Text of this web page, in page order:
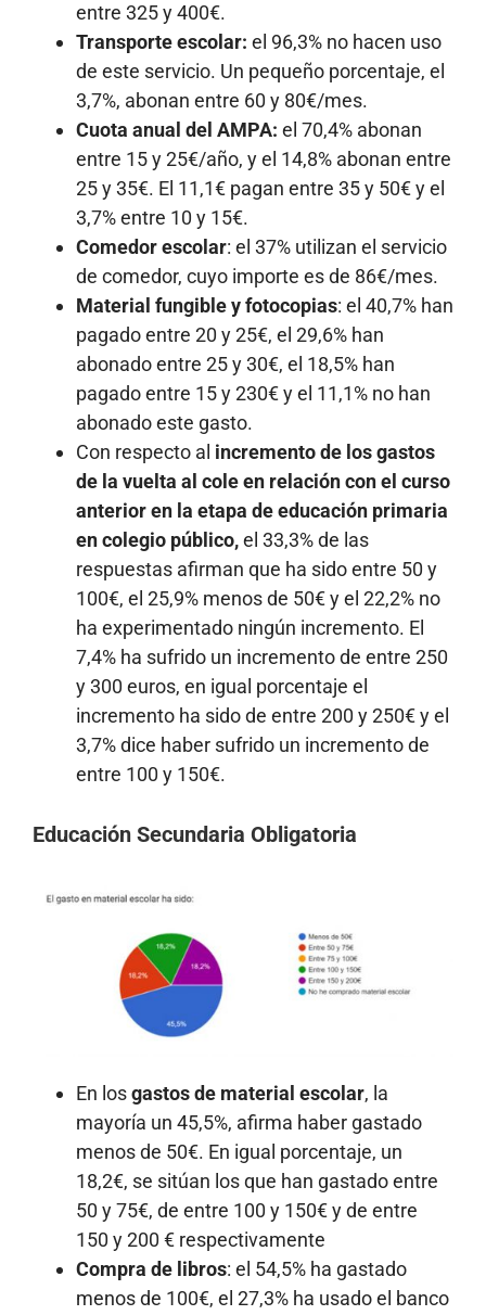
entre 325 y 400€.
Transporte escolar: el 96,3% no hacen uso
de este servicio. Un pequeño porcentaje, el
3,7%, abonan entre 60 y 80€/mes.
Cuota anual del AMPA: el 70,4% abonan
entre 15 y 25€/año, y el 14,8% abonan entre
25 y 35€. El 11,1€ pagan entre 35 y 50€ y el
3,7% entre 10 y 15€.
Comedor escolar: el 37% utilizan el servicio
de comedor, cuyo importe es de 86€/mes.
Material fungible y fotocopias: el 40,7% han
pagado entre 20 y 25€, el 29,6% han
abonado entre 25 y 30€, el 18,5% han
pagado entre 15 y 230€ y el 11,1% no han
abonado este gasto.
Con respecto al incremento de los gastos
de la vuelta al cole en relación con el curso
anterior en la etapa de educación primaria
en colegio público,el 33,3% de las
respuestas afirman que ha sido entre 50 y
100€, el 25,9% menos de 50€ y el 22,2% no
ha experimentado ningún incremento. El
7,4% ha sufrido un incremento de entre 250
y 300 euros, en igual porcentaje el
incremento ha sido de entre 200 y 250€ y el
3,7% dice haber sufrido un incremento de
entre 100 y 150€.
Educación Secundaria Obligatoria
En losgastos de material escolar, la
mayoría un 45,5%, afirma haber gastado
menos de 50€. En igual porcentaje, un
18,2€, se sitúan los que han gastado entre
50 y 75€, de entre 100 y 150€ y de entre
150 y 200 € respectivamente
Compra de libros: el 54,5% ha gastado
menos de 100€, el 27,3% ha usado el banco